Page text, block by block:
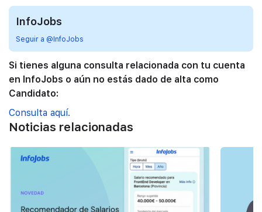
InfoJobs
Seguir a @InfoJobs
Si tienes alguna consulta relacionada con tu cuenta
en InfoJobs o aún no estás dado de alta como
Candidato:
Consulta aquí.
Noticias relacionadas